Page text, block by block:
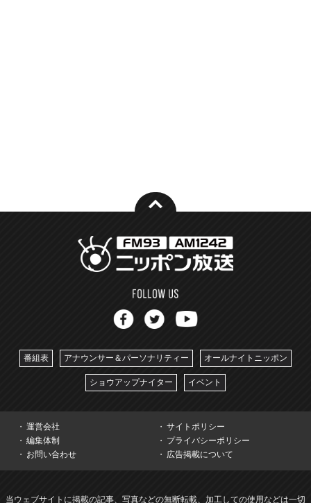
番組表 アナウンサー＆パーソナリティー オールナイトニッポン
ショウアップナイター イベント
運営会社
サイトポリシー
編集体制
プライバシーポリシー
お問い合わせ
広告掲載について
当ウェブサイトに掲載の記事、写真などの無断転載、加工しての使用などは一切